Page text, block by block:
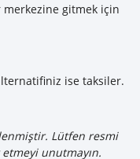
merkezine gitmek için
ise taksiler.
Lütfen resmi
unutmayın.